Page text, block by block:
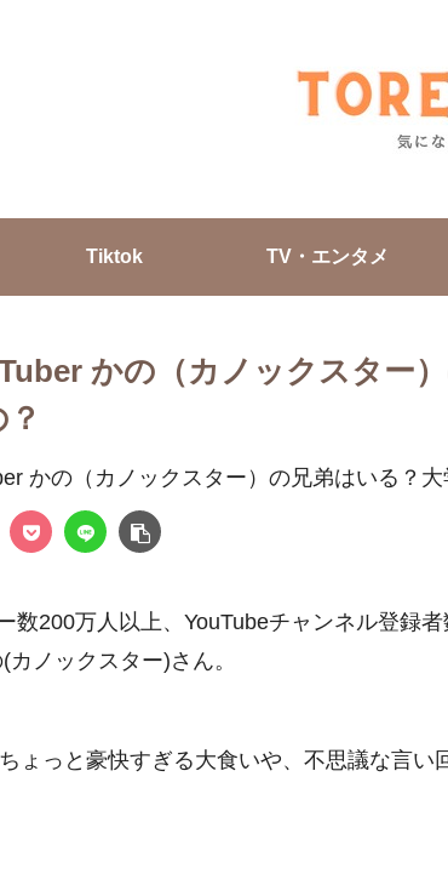
Tiktok TV・エンタメ
かの（カノックスター
数200万人以上、YouTubeチャンネル登録
カノックスター)さん。
ょっと豪快すぎる大食いや、不思議な言い